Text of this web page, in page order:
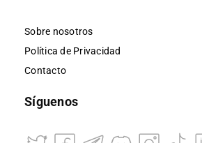
Sobre nosotros
Política de Privacidad
Contacto
Síguenos